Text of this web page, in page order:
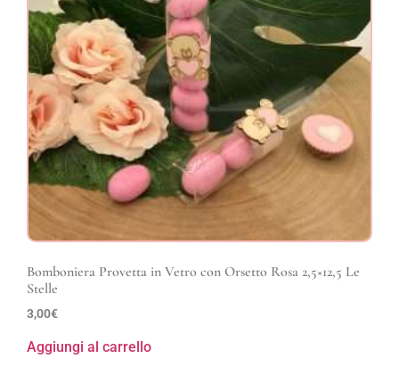
Bomboniera Provetta in Vetro con Orsetto Rosa 2,5×12,5 Le
Stelle
3,00€
Aggiungi al carrello